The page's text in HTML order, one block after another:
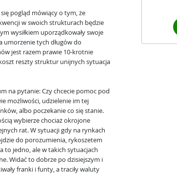
pogląd mówiący o tym, że
w swoich strukturach będzie
wysiłkiem uporządkowały swoje
umorzenie tych długów do
jest razem prawie 10-krotnie
koszt reszty struktur unijnych sytuacja
na pytanie: Czy chcecie pomoc pod
możliwości, udzielenie im tej
albo poczekanie co się stanie.
wybierze chociaż okrojone
rat. W sytuacji gdy na rynkach
do porozumienia, rykoszetem
to jedno, ale w takich sytuacjach
Widać to dobrze po dzisiejszym i
franki i funty, a traciły waluty